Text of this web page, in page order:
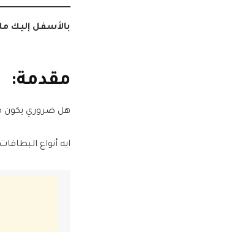
بالأسفل إليك
مقدمة:
هل ضروري يكون
ايه أنواع